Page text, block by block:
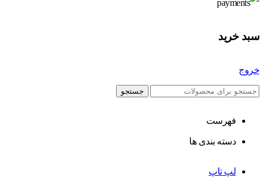
سبد خرید
خروج
جستجو
فهرست
دسته بندی ها
لپ تاپ